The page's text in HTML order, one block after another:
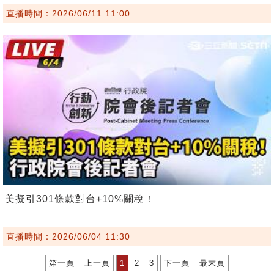
直播時間：2026/06/11 11:00
美擬引301條款對台+10%關稅！
直播時間：2026/06/04 11:30
第一頁 上一頁 1 2 3 下一頁 最末頁